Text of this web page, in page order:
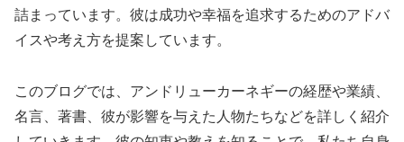
詰まっています。彼は成功や幸福を追求するためのアドバ
イスや考え方を提案しています。
このブログでは、アンドリューカーネギーの経歴や業績、
名言、著書、彼が影響を与えた人物たちなどを詳しく紹介